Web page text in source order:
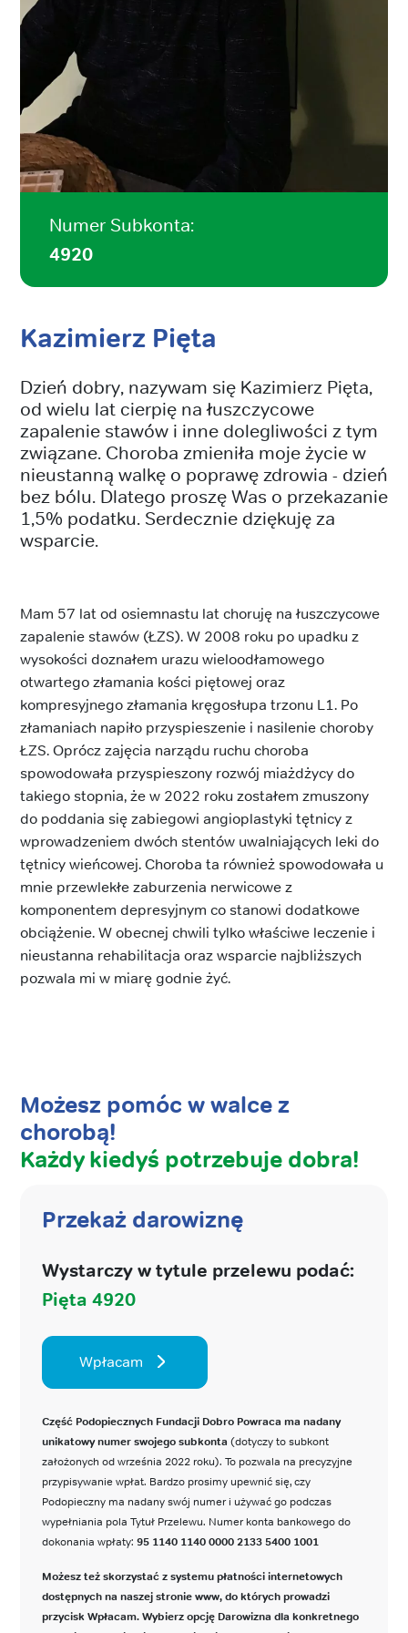
Numer Subkonta:
4920
Kazimierz Pięta
Dzień dobry, nazywam się Kazimierz Pięta,
od wielu lat cierpię na łuszczycowe
zapalenie stawów i inne dolegliwości z tym
związane. Choroba zmieniła moje życie w
nieustanną walkę o poprawę zdrowia - dzień
bez bólu. Dlatego proszę Was o przekazanie
1,5% podatku. Serdecznie dziękuję za
wsparcie.
Mam 57 lat od osiemnastu lat choruję na łuszczycowe
zapalenie stawów (ŁZS). W 2008 roku po upadku z
wysokości doznałem urazu wieloodłamowego
otwartego złamania kości piętowej oraz
kompresyjnego złamania kręgosłupa trzonu L1. Po
złamaniach napiło przyspieszenie i nasilenie choroby
ŁZS. Oprócz zajęcia narządu ruchu choroba
spowodowała przyspieszony rozwój miażdżycy do
takiego stopnia, że w 2022 roku zostałem zmuszony
do poddania się zabiegowi angioplastyki tętnicy z
wprowadzeniem dwóch stentów uwalniających leki do
tętnicy wieńcowej. Choroba ta również spowodowała u
mnie przewlekłe zaburzenia nerwicowe z
komponentem depresyjnym co stanowi dodatkowe
obciążenie. W obecnej chwili tylko właściwe leczenie i
nieustanna rehabilitacja oraz wsparcie najbliższych
pozwala mi w miarę godnie żyć.
Możesz pomóc w walce z
chorobą!
Każdy kiedyś potrzebuje dobra!
Przekaż darowiznę
Wystarczy w tytule przelewu podać:
Pięta 4920
Wpłacam
Część Podopiecznych Fundacji Dobro Powraca ma nadany
unikatowy numer swojego subkonta (dotyczy to subkont
założonych od września 2022 roku). To pozwala na precyzyjne
przypisywanie wpłat. Bardzo prosimy upewnić się, czy
Podopieczny ma nadany swój numer i używać go podczas
wypełniania pola Tytuł Przelewu. Numer konta bankowego do
dokonania wpłaty: 95 1140 1140 0000 2133 5400 1001
Możesz też skorzystać z systemu płatności internetowych
dostępnych na naszej stronie www, do których prowadzi
przycisk Wpłacam. Wybierz opcję Darowizna dla konkretnego